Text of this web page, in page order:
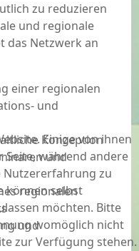
zu reduzieren
und regionale
das Netzwerk an
einer regionalen
und
Konzeption
und
regionalen
und
Einige von ihnen
Seite, während andere
Nutzererfahrung zu
können selbst
möchten. Bitte
womöglich nicht
zur Verfügung stehen.